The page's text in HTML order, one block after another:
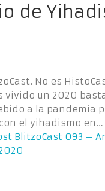
de
No es
vivido un 2020
a la pandemia
el yihadismo en…
BlitzoCast 093 –